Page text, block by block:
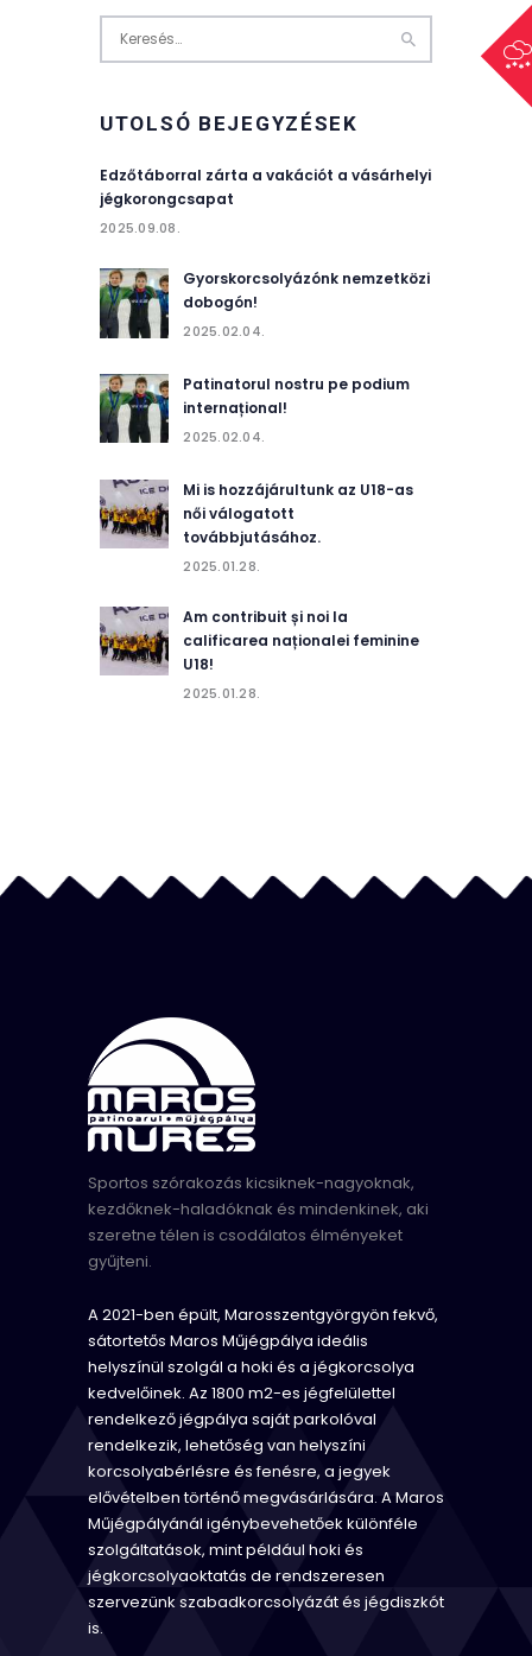
UTOLSÓ BEJEGYZÉSEK
Edzőtáborral zárta a vakációt a vásárhelyi
jégkorongcsapat
2025.09.08.
Gyorskorcsolyázónk nemzetközi
dobogón!
2025.02.04.
Patinatorul nostru pe podium
internațional!
2025.02.04.
Mi is hozzájárultunk az U18-as
női válogatott
továbbjutásához.
2025.01.28.
Am contribuit și noi la
calificarea naționalei feminine
U18!
2025.01.28.
Sportos szórakozás kicsiknek-nagyoknak,
kezdőknek-haladóknak és mindenkinek, aki
szeretne télen is csodálatos élményeket
gyűjteni.
A 2021-ben épült, Marosszentgyörgyön fekvő,
sátortetős Maros Műjégpálya ideális
helyszínül szolgál a hoki és a jégkorcsolya
kedvelőinek. Az 1800 m2-es jégfelülettel
rendelkező jégpálya saját parkolóval
rendelkezik, lehetőség van helyszíni
korcsolyabérlésre és fenésre, a jegyek
elővételben történő megvásárlására. A Maros
Műjégpályánál igénybevehetőek különféle
szolgáltatások, mint például hoki és
jégkorcsolyaoktatás de rendszeresen
szervezünk szabadkorcsolyázát és jégdiszkót
is.